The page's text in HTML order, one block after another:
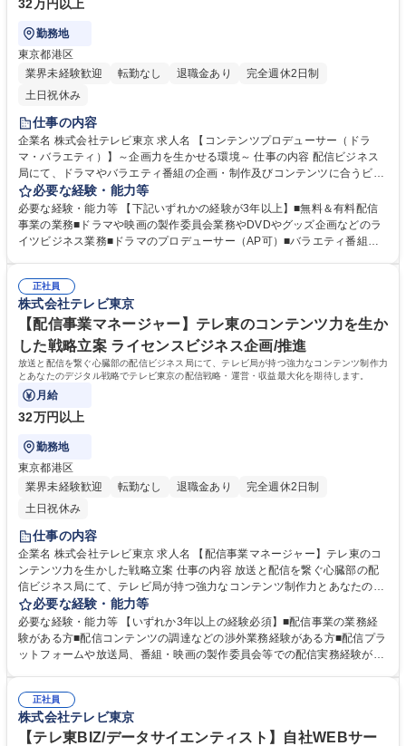
32万円以上
勤務地
東京都港区
業界未経験歓迎
転勤なし 退職金あり
完全週休2日制
土日祝休み
仕事の内容
企業名 株式会社テレビ東京 求人名 【コンテンツプロデューサー（ドラ
マ・バラエティ）】～企画力を生かせる環境～ 仕事の内容 配信ビジネス
局にて、ドラマやバラエティ番組の企画・制作及びコンテンツに合うビジ
ネスを企画・実施するプロデューサーをお任せします。 【詳細】■放送＆
配信向け番組の企画・制作・PR立案■無料＆有料配信事業（配信社への番
組販売や権利処理等）■番組や映画への出資事業（製作委員会業務）【部
門特徴】「『個性と独自性』で他局がやらないことをやっていく！」テレ
を自由な発想で創り出す部門です。 募集職種 【コンテンツプロデューサ
ー（ドラマ・バラエティ）】～企画力を生かせる環境～
必要な経験・能力等
必要な経験・能力等 【下記いずれかの経験が3年以上】■無料＆有料配信
事業の業務■ドラマや映画の製作委員会業務やDVDやグッズ企画などのラ
イツビジネス業務■ドラマのプロデューサー（AP可）■バラエティ番組の
い方 学歴・資格 学歴：大学院 大学 語学力： 資格：
正社員
株式会社テレビ東京
【配信事業マネージャー】テレ東のコンテンツ力を生か
した戦略立案 ライセンスビジネス企画/推進
放送と配信を繋ぐ心臓部の配信ビジネス局にて、テレビ局が持つ強力なコンテンツ制作力
とあなたのデジタル戦略でテレビ東京の配信戦略・運営・収益最大化を期待します。
月給
32万円以上
勤務地
東京都港区
業界未経験歓迎
転勤なし 退職金あり
完全週休2日制
土日祝休み
仕事の内容
企業名 株式会社テレビ東京 求人名 【配信事業マネージャー】テレ東のコ
ンテンツ力を生かした戦略立案 仕事の内容 放送と配信を繋ぐ心臓部の配
信ビジネス局にて、テレビ局が持つ強力なコンテンツ制作力とあなたのデ
ジタル戦略でテレビ東京の配信戦略・運営・収益最大化を期待します。 配
信ビジネス局にて、広告付き無料動画配信事業(ネットもテレ東および連
携先のTVer、Lemino)と、有料配信事業を包括的に管理して頂きます。
【詳細】■配信コンテンツの編成業務■トラフィック部門・番組制作部門と
コンテンツ力を生かした戦略立案
必要な経験・能力等
必要な経験・能力等 【いずれか3年以上の経験必須】■配信事業の業務経
験がある方■配信コンテンツの調達などの渉外業務経験がある方■配信プラ
ットフォームや放送局、番組・映画の製作委員会等での配信実務経験があ
案・実行できる方 ■目標達成に向けてチームをまとめるマネジメント力の
ある方 学歴・資格 学歴：大学院 大学 語学力： 資格：
正社員
株式会社テレビ東京
【テレ東BIZ/データサイエンティスト】自社WEBサー